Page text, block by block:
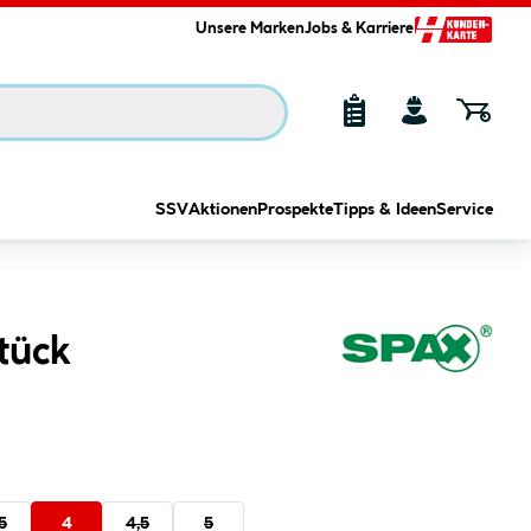
Unsere MarkenJobs & Karriere
SSVAktionen ProspekteTipps & IdeenService
4 4,5 5